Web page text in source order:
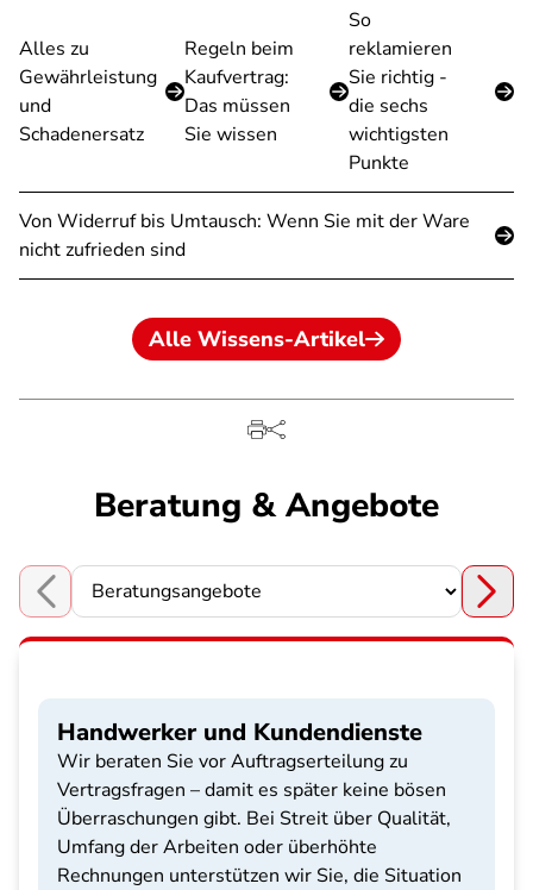
Alles zu
Gewährleistung
und
Schadenersatz
Regeln beim
Kaufvertrag:
Das müssen
Sie wissen
So
reklamieren
Sie richtig -
die sechs
wichtigsten
Punkte
Von Widerruf bis Umtausch: Wenn Sie mit der Ware
nicht zufrieden sind
Alle Wissens-Artikel
Beratung & Angebote
Choose a section
Handwerker und Kundendienste
Wir beraten Sie vor Auftragserteilung zu
Vertragsfragen – damit es später keine bösen
Überraschungen gibt. Bei Streit über Qualität,
Umfang der Arbeiten oder überhöhte
Rechnungen unterstützen wir Sie, die Situation